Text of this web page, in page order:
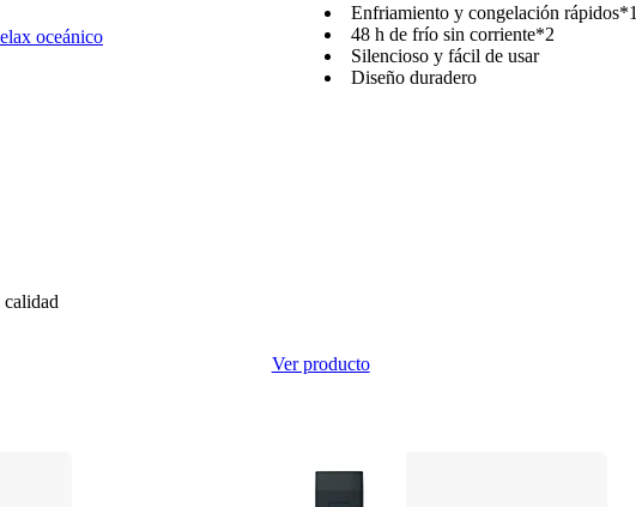
oceánico
calidad
Enfriamiento y congelación rápidos*1
48 h de frío sin corriente*2
Silencioso y fácil de usar
Diseño duradero
Ver producto